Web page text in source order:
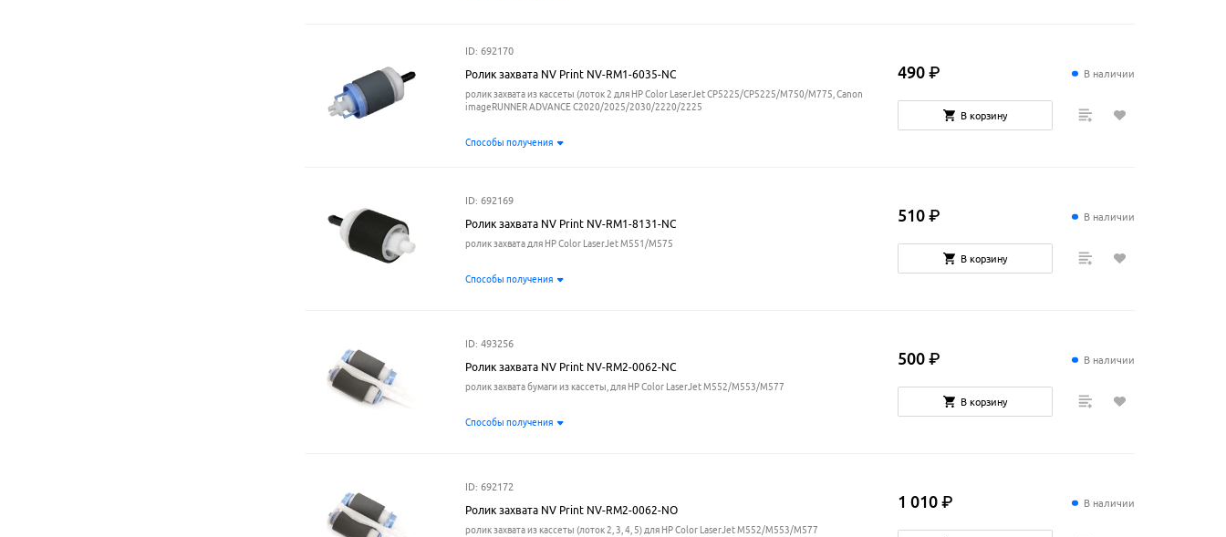
ID: 692170
Ролик захвата NV Print NV-RM1-6035-NC
ролик захвата из кассеты (лоток 2 для HP Color LaserJet CP5225/CP5225/M750/M775, Canon
imageRUNNER ADVANCE C2020/2025/2030/2220/2225
Способы получения
В наличии
490 ₽
В корзину
ID: 692169
Ролик захвата NV Print NV-RM1-8131-NC
ролик захвата для HP Color LaserJet M551/M575
Способы получения
В наличии
510 ₽
В корзину
ID: 493256
Ролик захвата NV Print NV-RM2-0062-NC
ролик захвата бумаги из кассеты, для HP Color LaserJet M552/M553/M577
Способы получения
В наличии
500 ₽
В корзину
ID: 692172
Ролик захвата NV Print NV-RM2-0062-NO
ролик захвата из кассеты (лоток 2, 3, 4, 5) для HP Color LaserJet M552/M553/M577
В наличии
1 010 ₽